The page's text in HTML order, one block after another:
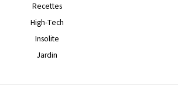
Recettes
High-Tech
Insolite
Jardin